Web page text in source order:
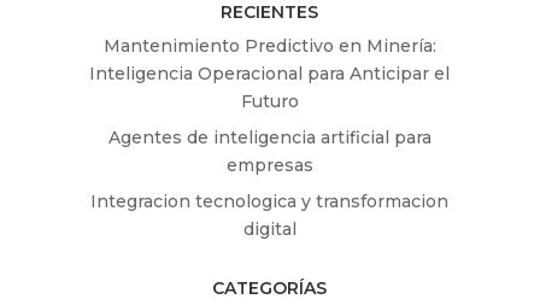
RECIENTES
Mantenimiento Predictivo en Minería:
Inteligencia Operacional para Anticipar el
Futuro
Agentes de inteligencia artificial para
empresas
Integracion tecnologica y transformacion
digital
CATEGORÍAS